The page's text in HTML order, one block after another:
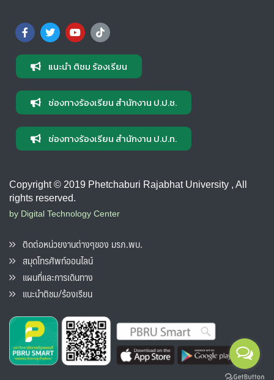
แนะนำ ติชม ร้องเรียน
ช่องทางร้องเรียน สำนักงาน ป.ป.ช.
ช่องทางร้องเรียน สำนักงาน ป.ป.ท.
Copyright © 2019 Phetchaburi Rajabhat University , All
rights reserved.
by Digital Technology Center
ติดต่อหน่วยงานต่างๆของ มรภ.พบ.
สมุดโทรศัพท์ออนไลน์
แผนที่และการเดินทาง
แนะนำติชม/ร้องเรียน